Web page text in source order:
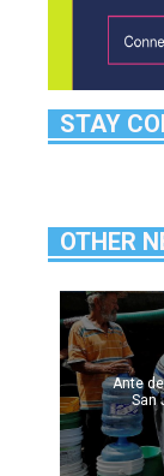
STAY
OTHER
Ante
San